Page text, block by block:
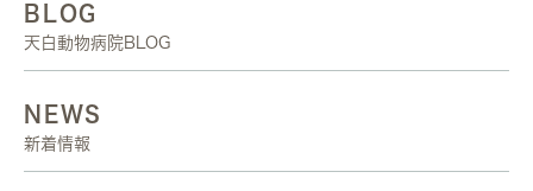
BLOG
天白動物病院BLOG
NEWS
新着情報